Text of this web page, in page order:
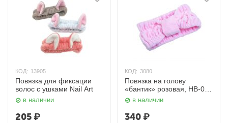
КОД: 13905
Повязка для фиксации
волос с ушками Nail Art
в наличии
205₽
КОД: 3080
Повязка на голову
«бантик» розовая, НВ-02
Dewal
в наличии
340₽